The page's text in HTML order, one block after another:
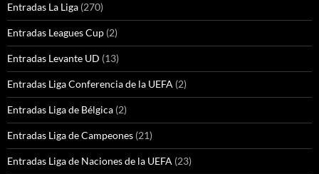
Entradas La Liga (270)
Entradas Leagues Cup (2)
Entradas Levante UD (13)
Entradas Liga Conferencia de la UEFA (2)
Entradas Liga de Bélgica (2)
Entradas Liga de Campeones (21)
Entradas Liga de Naciones de la UEFA (23)